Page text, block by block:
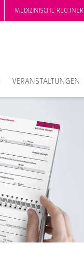
MEDIZINISCHE RECHNER
VERANSTALTUNGEN